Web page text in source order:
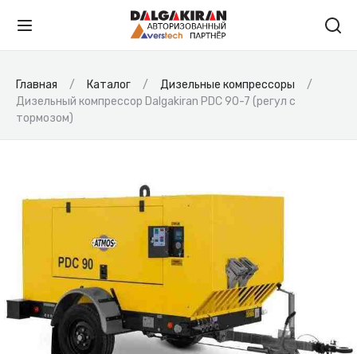
Главная Каталог
Дизельные компрессоры
Дизельный компрессор Dalgakiran PDC 90-7 (регул с
тормозом)